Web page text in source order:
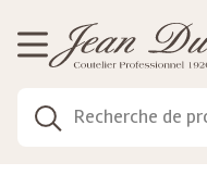
Gestion de vos préférences